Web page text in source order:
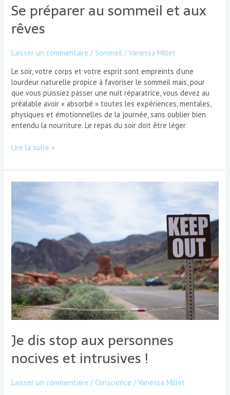
Se préparer au sommeil et aux
rêves
Laisser un commentaire / Sommeil /Vanessa Millet
Le soir, votre corps et votre esprit sont empreints d’une
lourdeur naturelle propice à favoriser le sommeil mais, pour
que vous puissiez passer une nuit réparatrice, vous devez au
préalable avoir « absorbé » toutes les expériences, mentales,
physiques et émotionnelles de la journée, sans oublier bien
entendu la nourriture. Le repas du soir doit être léger
Lire la suite »
Je dis stop aux personnes
nocives et intrusives !
Laisser un commentaire / Conscience /Vanessa Millet
stop
aux
nocives
intrusives !